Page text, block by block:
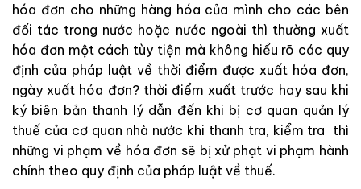
hóa đơn cho những hàng hóa của mình cho các bên
đối tác trong nước hoặc nước ngoài thì thường xuất
hóa đơn một cách tùy tiện mà không hiểu rõ các quy
định của pháp luật về thời điểm được xuất hóa đơn,
ngày xuất hóa đơn? thời điểm xuất trước hay sau khi
ký biên bản thanh lý dẫn đến khi bị cơ quan quản lý
thuế của cơ quan nhà nước khi thanh tra, kiểm tra thì
những vi phạm về hóa đơn sẽ bị xử phạt vi phạm hành
chính theo quy định của pháp luật về thuế.